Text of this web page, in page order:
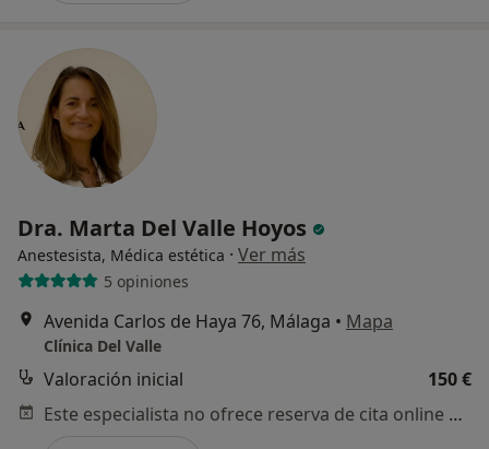
Dra. Marta Del Valle Hoyos
Anestesista, Médica estética · Ver más
5 opiniones
Avenida Carlos de Haya 76, Málaga • Mapa
Clínica Del Valle
Valoración inicial
150 €
Este especialista no ofrece reserva de cita online en esta dirección.